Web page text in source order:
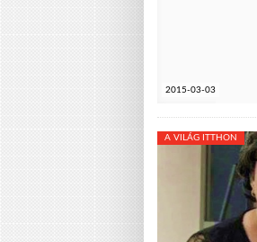
2015-03-03
A VILÁG ITTHON